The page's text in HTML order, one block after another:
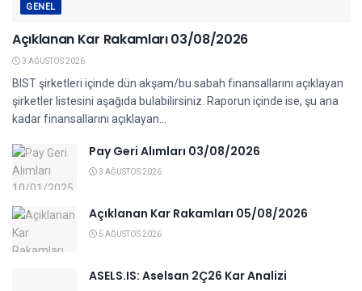
GENEL
Açıklanan Kar Rakamları 03/08/2026
3 AĞUSTOS 2026
BIST şirketleri içinde dün akşam/bu sabah finansallarını açıklayan
şirketler listesini aşağıda bulabilirsiniz. Raporun içinde ise, şu ana
kadar finansallarını açıklayan...
Pay Geri Alımları 03/08/2026
3 AĞUSTOS 2026
Açıklanan Kar Rakamları 05/08/2026
5 AĞUSTOS 2026
ASELS.IS: Aselsan 2Ç26 Kar Analizi